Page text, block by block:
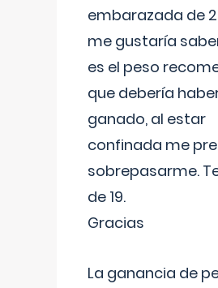
embarazada de
me gustaría
es el peso
que debería
ganado, al estar
confinada me
sobrepasarme.
de 19.
Gracias
La ganancia de